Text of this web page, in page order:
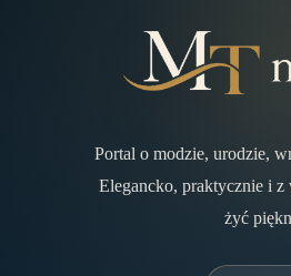
Portal o modzie, urodzie,
Elegancko, praktycznie i
żyć